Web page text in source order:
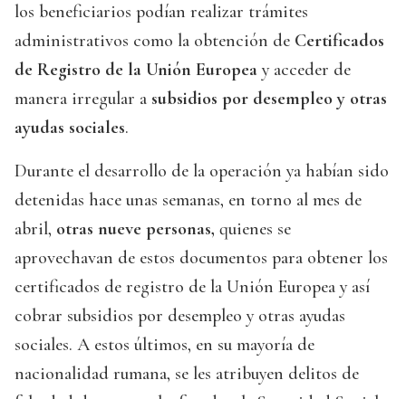
los beneficiarios podían realizar trámites
administrativos como la obtención de Certificados
de Registro de la Unión Europea y acceder de
manera irregular a subsidios por desempleo y otras
ayudas sociales.
Durante el desarrollo de la operación ya habían sido
detenidas hace unas semanas, en torno al mes de
abril, otras nueve personas, quienes se
aprovechavan de estos documentos para obtener los
certificados de registro de la Unión Europea y así
cobrar subsidios por desempleo y otras ayudas
sociales. A estos últimos, en su mayoría de
nacionalidad rumana, se les atribuyen delitos de